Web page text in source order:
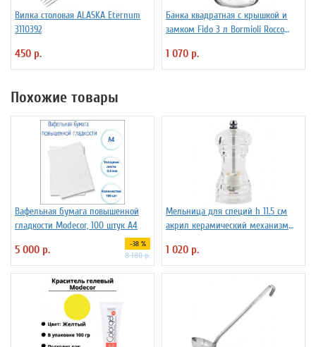
Вилка столовая ALASKA Eternum
3110392
450 р.
Банка квадратная с крышкой и
замком Fido 3 л Bormioli Rocco
1 070 р.
Похожие товары
Вафельная бумага повышенной
гладкости Modecor, 100 штук А4
5 000 р. -38 %
8 180 р.
Мельница для специй h 11.5 см
акрил керамический механизм
1 020 р.